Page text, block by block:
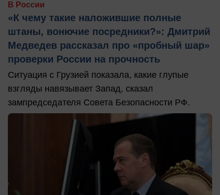
В России
«К чему такие наложившие полные
штаны, вонючие посредники?»: Дмитрий
Медведев рассказал про «пробный шар»
проверки России на прочность
Ситуация с Грузией показала, какие глупые
взгляды навязывает Запад, сказал
зампредседателя Совета Безопасности РФ.